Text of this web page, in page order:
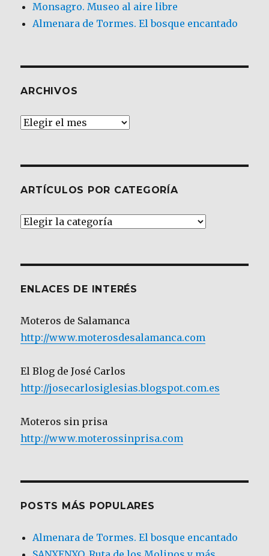
Monsagro. Museo al aire libre
Almenara de Tormes. El bosque encantado
ARCHIVOS
Archivos
ARTÍCULOS POR CATEGORÍA
Artículos
ENLACES DE INTERÉS
Moteros de Salamanca
http://www.moterosdesalamanca.com
El Blog de José Carlos
http://josecarlosiglesias.blogspot.com.es
Moteros sin prisa
http://www.moterossinprisa.com
POSTS MÁS POPULARES
Almenara de Tormes. El bosque encantado